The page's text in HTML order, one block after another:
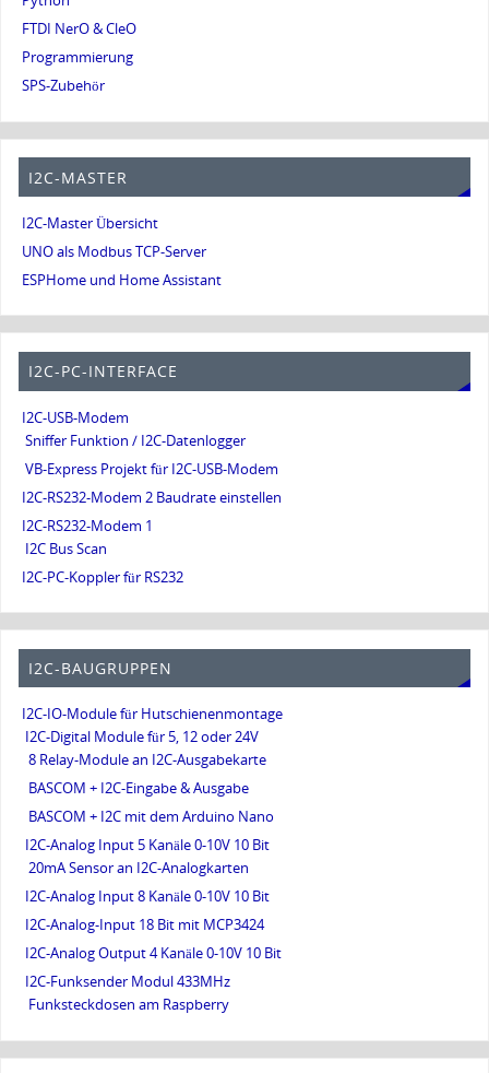
FTDI NerO & CleO
Programmierung
SPS-Zubehör
I2C-MASTER
I2C-Master Übersicht
UNO als Modbus TCP-Server
ESPHome und Home Assistant
I2C-PC-INTERFACE
I2C-USB-Modem
Sniffer Funktion / I2C-Datenlogger
VB-Express Projekt für I2C-USB-Modem
I2C-RS232-Modem 2 Baudrate einstellen
I2C-RS232-Modem 1
I2C Bus Scan
I2C-PC-Koppler für RS232
I2C-BAUGRUPPEN
I2C-IO-Module für Hutschienenmontage
I2C-Digital Module für 5, 12 oder 24V
8 Relay-Module an I2C-Ausgabekarte
BASCOM + I2C-Eingabe & Ausgabe
BASCOM + I2C mit dem Arduino Nano
I2C-Analog Input 5 Kanäle 0-10V 10 Bit
20mA Sensor an I2C-Analogkarten
I2C-Analog Input 8 Kanäle 0-10V 10 Bit
I2C-Analog-Input 18 Bit mit MCP3424
I2C-Analog Output 4 Kanäle 0-10V 10 Bit
I2C-Funksender Modul 433MHz
Funksteckdosen am Raspberry